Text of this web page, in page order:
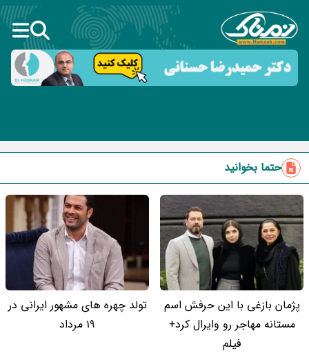
حتما بخوانید
پژمان بازغی با این حرفش اسم
مستانه مهاجر رو وایرال کرد+
فیلم
تولد چهره های مشهور ایرانی در
19 مرداد